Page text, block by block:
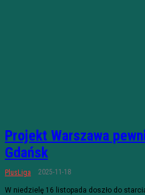
Projekt Warszawa
Gdańsk
PlusLiga 2025-11-18
W niedzielę 16 listopada doszło do